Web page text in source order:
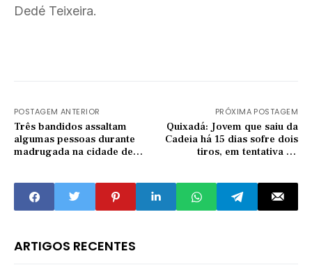
Dedé Teixeira.
POSTAGEM ANTERIOR
Três bandidos assaltam
algumas pessoas durante
madrugada na cidade de
PRÓXIMA POSTAGEM
Quixadá: Jovem que saiu da
Cadeia há 15 dias sofre dois
tiros, em tentativa de
ARTIGOS RECENTES